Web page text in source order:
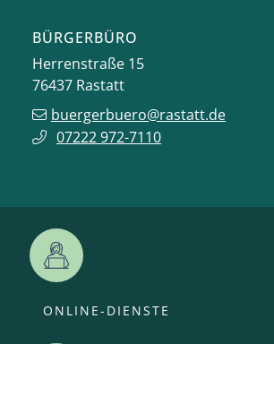
BÜRGERBÜRO
Herrenstraße 15
76437 Rastatt
buergerbuero@rastatt.de
07222 972-7110
ONLINE-DIENSTE